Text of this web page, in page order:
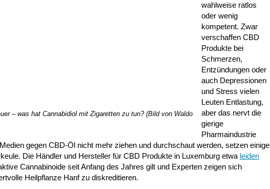
– was hat Cannabidiol mit Zigaretten zu tun? (Bild von Waldo
wahlweise ratlos
oder wenig
kompetent. Zwar
verschaffen CBD
Produkte bei
Schmerzen,
Entzündungen oder
auch Depressionen
und Stress vielen
Leuten Entlastung,
aber das nervt die
gierige
Pharmaindustrie
gegen CBD-Öl nicht mehr ziehen und durchschaut werden, setzen einige
Die Händler und Hersteller für CBD Produkte in Luxemburg etwa leiden
Cannabinoide seit Anfang des Jahres gilt und Experten zeigen sich
Heilpflanze Hanf zu diskreditieren.